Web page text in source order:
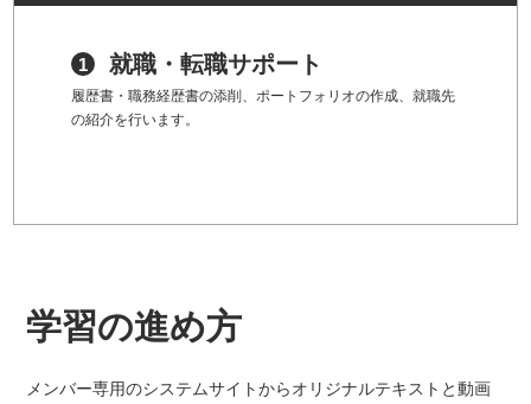
就職・転職サポート
履歴書・職務経歴書の添削、ポートフォリオの作成、就職先
の紹介を行います。
学習の進め方
メンバー専用のシステムサイトからオリジナルテキストと動画